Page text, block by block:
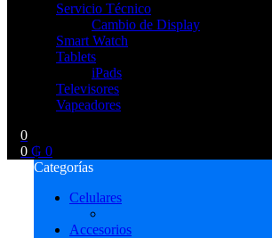
Servicio Técnico
Cambio de Display
Smart Watch
Tablets
iPads
Televisores
Vapeadores
0
0 ₲ 0
Categorías
Celulares
Accesorios